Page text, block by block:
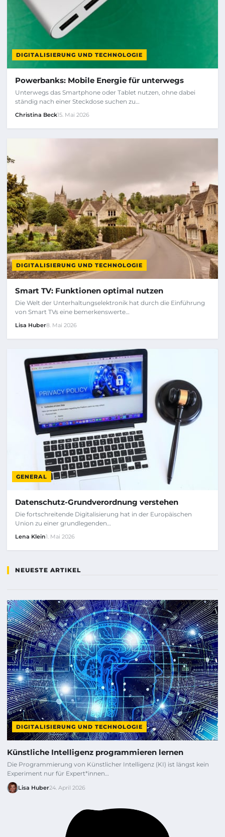
DIGITALISIERUNG UND TECHNOLOGIE
Powerbanks: Mobile Energie für unterwegs
Unterwegs das Smartphone oder Tablet nutzen, ohne dabei
ständig nach einer Steckdose suchen zu…
Christina Beck15. Mai 2026
DIGITALISIERUNG UND TECHNOLOGIE
Smart TV: Funktionen optimal nutzen
Die Welt der Unterhaltungselektronik hat durch die Einführung
von Smart TVs eine bemerkenswerte…
Lisa Huber8. Mai 2026
GENERAL
Datenschutz-Grundverordnung verstehen
Die fortschreitende Digitalisierung hat in der Europäischen
Union zu einer grundlegenden…
Lena Klein1. Mai 2026
NEUESTE ARTIKEL
DIGITALISIERUNG UND TECHNOLOGIE
Künstliche Intelligenz programmieren lernen
Die Programmierung von Künstlicher Intelligenz (KI) ist längst kein
Experiment nur für Expert*innen…
Lisa Huber24. April 2026